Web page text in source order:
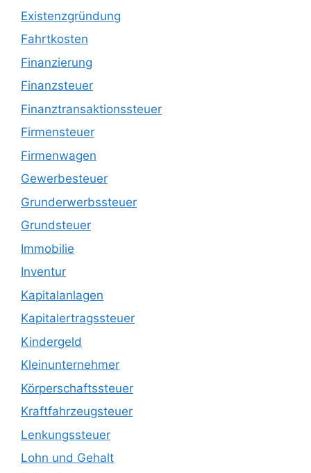
Existenzgründung
Fahrtkosten
Finanzierung
Finanzsteuer
Finanztransaktionssteuer
Firmensteuer
Firmenwagen
Gewerbesteuer
Grunderwerbssteuer
Grundsteuer
Immobilie
Inventur
Kapitalanlagen
Kapitalertragssteuer
Kindergeld
Kleinunternehmer
Körperschaftssteuer
Kraftfahrzeugsteuer
Lenkungssteuer
Lohn und Gehalt